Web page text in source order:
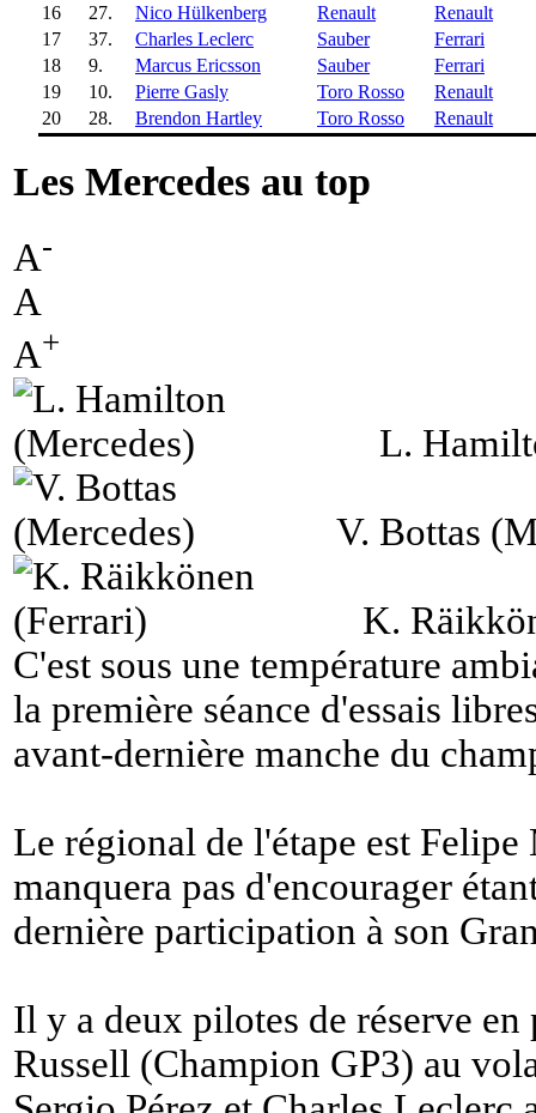
16
27. Nico Hülkenberg Renault
Renault
17
37. Charles Leclerc Sauber
Ferrari
18
9. Marcus Ericsson Sauber
Ferrari
19
10. Pierre Gasly Toro Rosso
Renault
20
28. Brendon Hartley Toro Rosso Renault
Les Mercedes au top
A-
A
A+
L.
V. Bottas
K.
C'est sous une température
la première séance d'essais
avant-dernière manche du
Le régional de l'étape est
manquera pas d'encourager
dernière participation à son
Il y a deux pilotes de réserve en
Russell (Champion GP3) au